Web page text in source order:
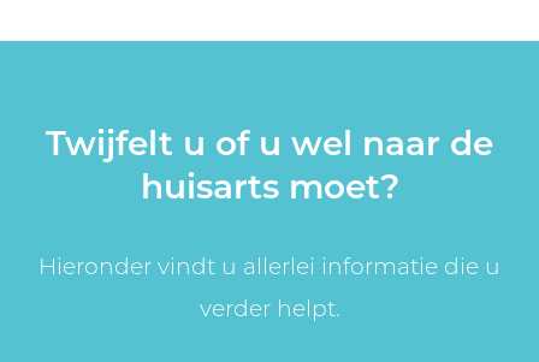
Twijfelt u of u wel naar de
huisarts moet?
Hieronder vindt u allerlei informatie die u
verder helpt.